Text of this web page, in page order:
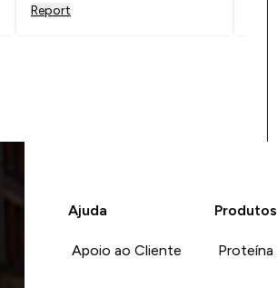
Report
Ajuda
Apoio ao Cliente
Produtos
Proteína